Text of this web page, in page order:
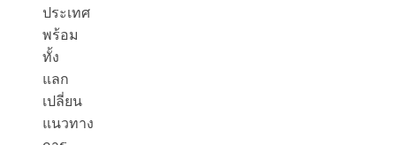
ประเทศ
พร้อม
ทั้ง
แลก
เปลี่ยน
แนวทาง